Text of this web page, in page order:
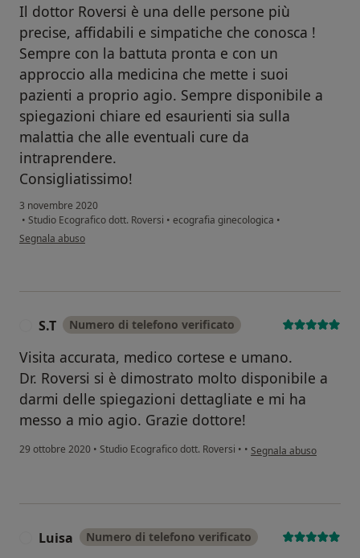
Il dottor Roversi è una delle persone più
precise, affidabili e simpatiche che conosca !
Sempre con la battuta pronta e con un
approccio alla medicina che mette i suoi
pazienti a proprio agio. Sempre disponibile a
spiegazioni chiare ed esaurienti sia sulla
malattia che alle eventuali cure da
intraprendere.
Consigliatissimo!
3 novembre 2020
• Studio Ecografico dott. Roversi • ecografia ginecologica •
secondo l'opinione dell'utente Ilaria C.
Segnala abuso
S.T Numero di telefono verificato
Visita accurata, medico cortese e umano.
Dr. Roversi si è dimostrato molto disponibile a
darmi delle spiegazioni dettagliate e mi ha
messo a mio agio. Grazie dottore!
29 ottobre 2020 • Studio Ecografico dott. Roversi • • secondo l'opinione
Segnala abuso
Luisa Numero di telefono verificato